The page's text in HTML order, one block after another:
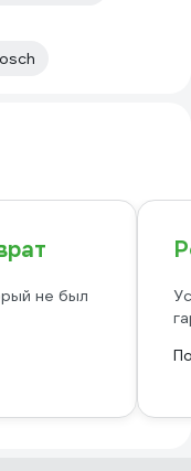
не был